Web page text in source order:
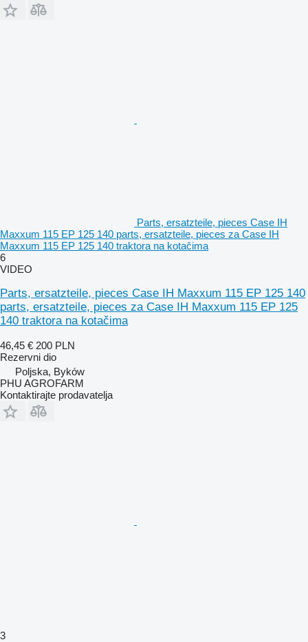
Parts, ersatzteile, pieces Case IH
Maxxum 115 EP 125 140 parts, ersatzteile, pieces za Case IH
Maxxum 115 EP 125 140 traktora na kotačima
6
VIDEO
Parts, ersatzteile, pieces Case IH Maxxum 115 EP 125 140
parts, ersatzteile, pieces za Case IH Maxxum 115 EP 125
140 traktora na kotačima
46,45 € 200 PLN
Rezervni dio
Poljska, Byków
PHU AGROFARM
Kontaktirajte prodavatelja
3